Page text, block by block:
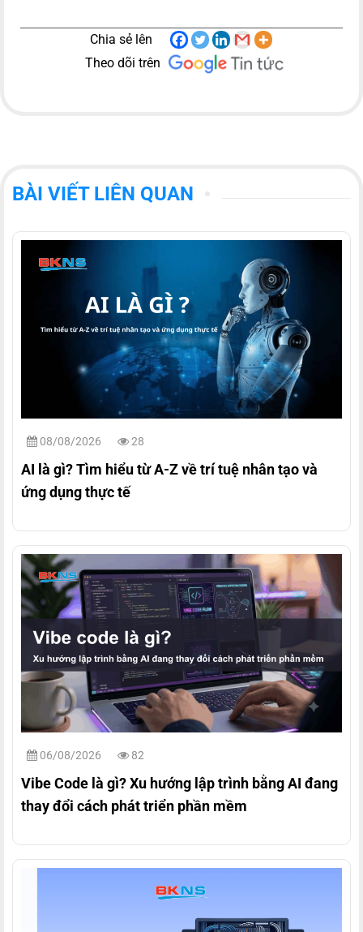
Chia sẻ lên
Theo dõi trên
BÀI VIẾT LIÊN QUAN
08/08/2026 28
AI là gì? Tìm hiểu từ A-Z về trí tuệ nhân tạo và
ứng dụng thực tế
06/08/2026 82
Vibe Code là gì? Xu hướng lập trình bằng AI đang
thay đổi cách phát triển phần mềm